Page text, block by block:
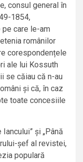
consul general în
1854,
pe care le-am
românilor
corespondențele
ale lui Kossuth
se căiau că n-au
și că, în caz
toate concesiile
și „Până
șef al revistei,
populară